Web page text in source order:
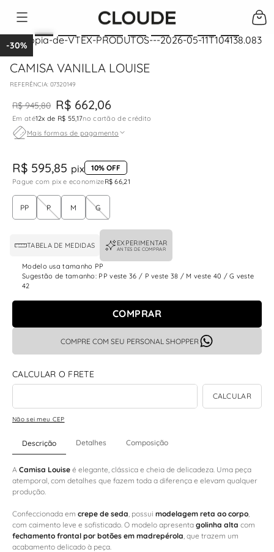
-30%
CAMISA VANILLA LOUISE
: 07320149
R$ 945,80 R$ 662,06
Em até12x de R$ 55,17no cartão de crédito
Mais formas de pagamento
R$ 595,85 pix 10% OFF
Pague com pix e economizeR$ 66,21
PP P M G
TABELA DE MEDIDAS EXPERIMENTAR
ANTES DE COMPRAR
Modelo usa tamanho PP
Sugestão de tamanho: PP veste 36 / P veste 38 / M veste 40 / G veste
42
COMPRAR
COMPRE COM SEU PERSONAL SHOPPER
Não sei meu CEP
Descrição Detalhes Composição
A Camisa Louise é elegante, clássica e cheia de delicadeza. Uma peça
atemporal, com detalhes que fazem toda a diferença e elevam qualquer
produção.
Confeccionada em crepe de seda, possui modelagem reta ao corpo,
com caimento leve e sofisticado. O modelo apresenta golinha alta com
fechamento frontal por botões em madrepérola, que trazem um
acabamento delicado à peça.